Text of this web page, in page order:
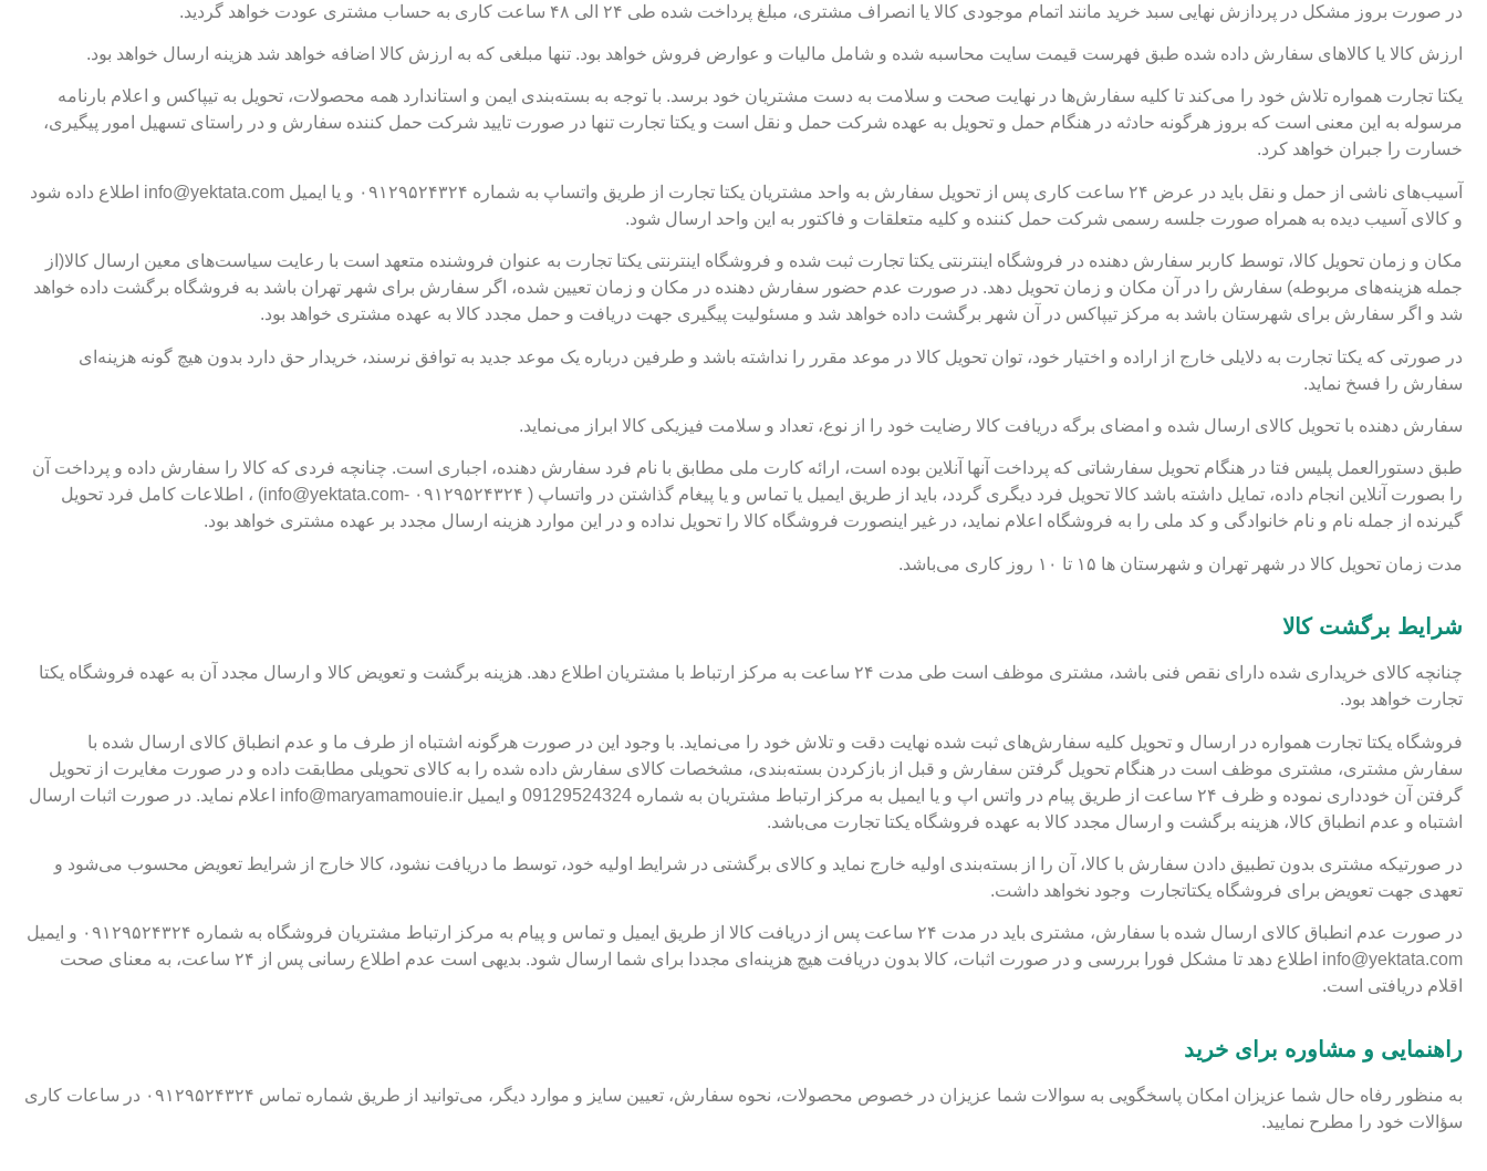
در صورت بروز مشکل در پردازش نهایی سبد خرید مانند اتمام موجودی کالا یا انصراف مشتری، مبلغ پرداخت شده طی ۲۴ الی ۴۸ ساعت کاری به حساب مشتری عودت خواهد گردید.
ارزش کالا یا کالاهای سفارش داده شده طبق فهرست قیمت سایت محاسبه شده و شامل مالیات و عوارض فروش خواهد بود. تنها مبلغی که به ارزش کالا اضافه خواهد شد هزینه ارسال خواهد بود.
یکتا تجارت همواره تلاش خود را می‌کند تا کلیه سفارش‌ها در نهایت صحت و سلامت به دست مشتریان خود برسد. با توجه به بسته‌بندی ایمن و استاندارد همه محصولات، تحویل به تیپاکس و اعلام بارنامه
مرسوله به این معنی است که بروز هرگونه حادثه در هنگام حمل و تحویل به عهده شرکت حمل و نقل است و یکتا تجارت تنها در صورت تایید شرکت حمل کننده سفارش و در راستای تسهیل امور پیگیری،
خسارت را جبران خواهد کرد.
آسیب‌های ناشی از حمل و نقل باید در عرض ۲۴ ساعت کاری پس از تحویل سفارش به واحد مشتریان یکتا تجارت از طریق واتساپ به شماره ۰۹۱۲۹۵۲۴۳۲۴ و یا ایمیل info@yektata.com اطلاع داده شود
و کالای آسیب دیده به همراه صورت جلسه رسمی شرکت حمل کننده و کلیه متعلقات و فاکتور به این واحد ارسال شود.
مکان و زمان تحویل کالا، توسط کاربر سفارش دهنده در فروشگاه اینترنتی یکتا تجارت ثبت شده و فروشگاه اینترنتی یکتا تجارت به عنوان فروشنده متعهد است با رعایت سیاست‌های معین ارسال کالا(از
جمله هزینه‌های مربوطه) سفارش را در آن مکان و زمان تحویل دهد. در صورت عدم حضور سفارش دهنده در مکان و زمان تعیین شده، اگر سفارش برای شهر تهران باشد به فروشگاه برگشت داده خواهد
شد و اگر سفارش برای شهرستان باشد به مرکز تیپاکس در آن شهر برگشت داده خواهد شد و مسئولیت پیگیری جهت دریافت و حمل مجدد کالا به عهده مشتری خواهد بود.
در صورتی که یکتا تجارت به دلایلی خارج از اراده و اختیار خود، توان تحویل کالا در موعد مقرر را نداشته باشد و طرفین درباره یک موعد جدید به توافق نرسند، خریدار حق دارد بدون هیچ گونه هزینه‌ای
سفارش را فسخ نماید.
سفارش دهنده با تحویل کالای ارسال شده و امضای برگه دریافت کالا رضایت خود را از نوع، تعداد و سلامت فیزیکی کالا ابراز می‌نماید.
طبق دستورالعمل پلیس فتا در هنگام تحویل سفارشاتی که پرداخت آنها آنلاین بوده است، ارائه کارت ملی مطابق با نام فرد سفارش دهنده، اجباری است. چنانچه فردی که کالا را سفارش داده و پرداخت آن
را بصورت آنلاین انجام داده، تمایل داشته باشد کالا تحویل فرد دیگری گردد، باید از طریق ایمیل یا تماس و یا پیغام گذاشتن در واتساپ ( ۰۹۱۲۹۵۲۴۳۲۴ -info@yektata.com) ، اطلاعات کامل فرد تحویل
گیرنده از جمله نام و نام خانوادگی و کد ملی را به فروشگاه اعلام نماید، در غیر اینصورت فروشگاه کالا را تحویل نداده و در این موارد هزینه ارسال مجدد بر عهده مشتری خواهد بود.
مدت زمان تحویل کالا در شهر تهران و شهرستان ها ۱۵ تا ۱۰ روز کاری می‌باشد.
شرایط برگشت کالا
چنانچه کالای خریداری شده دارای نقص فنی باشد، مشتری موظف است طی مدت ۲۴ ساعت به مرکز ارتباط با مشتریان اطلاع دهد. هزینه برگشت و تعویض کالا و ارسال مجدد آن به عهده فروشگاه یکتا
تجارت خواهد بود.
فروشگاه یکتا تجارت همواره در ارسال و تحویل کلیه سفارش‌های ثبت شده نهایت دقت و تلاش خود را می‌نماید. با وجود این در صورت هرگونه اشتباه از طرف ما و عدم انطباق کالای ارسال شده با
سفارش مشتری، مشتری موظف است در هنگام تحویل گرفتن سفارش و قبل از بازکردن بسته‌بندی، مشخصات کالای سفارش داده شده را به کالای تحویلی مطابقت داده و در صورت مغایرت از تحویل
گرفتن آن خودداری نموده و ظرف ۲۴ ساعت از طریق پیام در واتس اپ و یا ایمیل به مرکز ارتباط مشتریان به شماره 09129524324 و ایمیل info@maryamamouie.ir اعلام نماید. در صورت اثبات ارسال
اشتباه و عدم انطباق کالا، هزینه برگشت و ارسال مجدد کالا به عهده فروشگاه یکتا تجارت می‌باشد.
در صورتیکه مشتری بدون تطبیق دادن سفارش با کالا، آن را از بسته‌بندی اولیه خارج نماید و کالای برگشتی در شرایط اولیه خود، توسط ما دریافت نشود، کالا خارج از شرایط تعویض محسوب می‌شود و
تعهدی جهت تعویض برای فروشگاه یکتاتجارت وجود نخواهد داشت.
در صورت عدم انطباق کالای ارسال شده با سفارش، مشتری باید در مدت ۲۴ ساعت پس از دریافت کالا از طریق ایمیل و تماس و پیام به مرکز ارتباط مشتریان فروشگاه به شماره ۰۹۱۲۹۵۲۴۳۲۴ و ایمیل
info@yektata.com اطلاع دهد تا مشکل فورا بررسی و در صورت اثبات، کالا بدون دریافت هیچ هزینه‌ای مجددا برای شما ارسال شود. بدیهی است عدم اطلاع رسانی پس از ۲۴ ساعت، به معنای صحت
اقلام دریافتی است.
راهنمایی و مشاوره برای خرید
به منظور رفاه حال شما عزیزان امکان پاسخگویی به سوالات شما عزیزان در خصوص محصولات، نحوه سفارش، تعیین سایز و موارد دیگر، می‌توانید از طریق شماره تماس ۰۹۱۲۹۵۲۴۳۲۴ در ساعات کاری
سؤالات خود را مطرح نمایید.